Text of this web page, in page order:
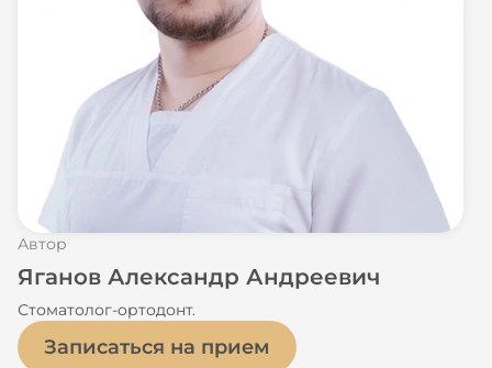
Автор
Яганов Александр Андреевич
Стоматолог-ортодонт.
Записаться на прием